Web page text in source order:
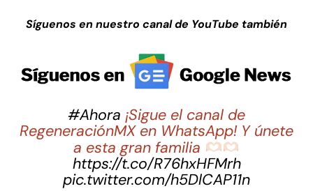
Síguenos en nuestro canal de YouTube también
#Ahora ¡Sigue el canal de
RegeneraciónMX en WhatsApp! Y únete
a esta gran familia
https://t.co/R76hxHFMrh
pic.twitter.com/h5DlCAP11n